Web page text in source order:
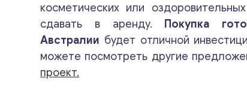
косметических или
сдавать в аренду.
Покупка
Австралии будет отличной
можете посмотреть другие
проект.